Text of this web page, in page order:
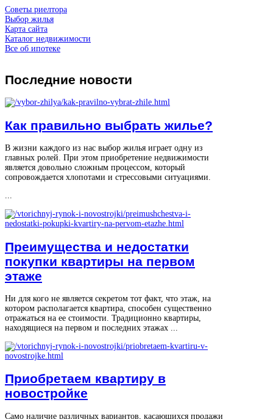
Советы риелтора
Выбор жилья
Карта сайта
Каталог недвижимости
Все об ипотеке
Последние новости
Как правильно выбрать жилье?
В жизни каждого из нас выбор жилья играет одну из
главных ролей. При этом приобретение недвижимости
является довольно сложным процессом, который
сопровождается хлопотами и стрессовыми ситуациями.
...
Преимущества и недостатки
покупки квартиры на первом
этаже
Ни для кого не является секретом тот факт, что этаж, на
котором располагается квартира, способен существенно
отражаться на ее стоимости. Традиционно квартиры,
находящиеся на первом и последних этажах ...
Приобретаем квартиру в
новостройке
Само наличие различных вариантов, касающихся продажи